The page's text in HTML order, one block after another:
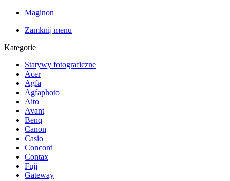
Maginon
Zamknij menu
Kategorie
Statywy fotograficzne
Acer
Agfa
Agfaphoto
Aito
Avant
Benq
Canon
Casio
Concord
Contax
Fuji
Gateway